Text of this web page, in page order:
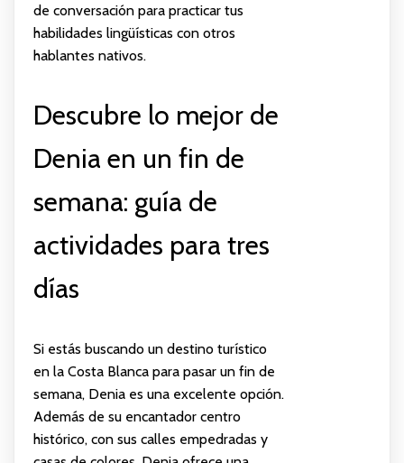
de conversación para practicar tus
habilidades lingüísticas con otros
hablantes nativos.
Descubre lo mejor de
Denia en un fin de
semana: guía de
actividades para tres
días
Si estás buscando un destino turístico
en la Costa Blanca para pasar un fin de
semana, Denia es una excelente opción.
Además de su encantador centro
histórico, con sus calles empedradas y